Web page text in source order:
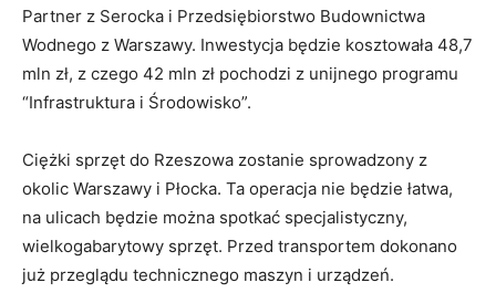
Partner z Serocka i Przedsiębiorstwo Budownictwa
Wodnego z Warszawy. Inwestycja będzie kosztowała 48,7
mln zł, z czego 42 mln zł pochodzi z unijnego programu
“Infrastruktura i Środowisko”.
Ciężki sprzęt do Rzeszowa zostanie sprowadzony z
okolic Warszawy i Płocka. Ta operacja nie będzie łatwa,
na ulicach będzie można spotkać specjalistyczny,
wielkogabarytowy sprzęt. Przed transportem dokonano
już przeglądu technicznego maszyn i urządzeń.